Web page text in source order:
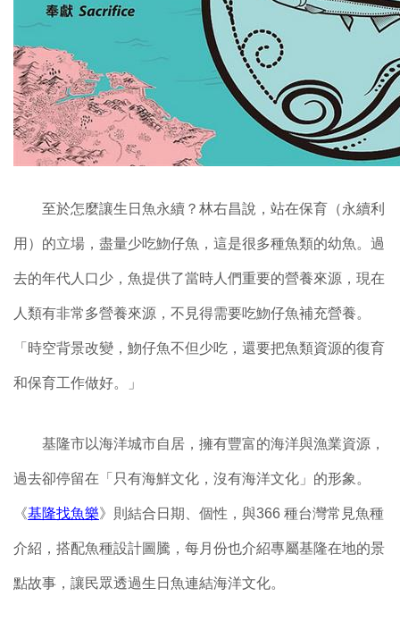
至於怎麼讓生日魚永續？林右昌說，站在保育（永續利
用）的立場，盡量少吃魩仔魚，這是很多種魚類的幼魚。過
去的年代人口少，魚提供了當時人們重要的營養來源，現在
人類有非常多營養來源，不見得需要吃魩仔魚補充營養。
「時空背景改變，魩仔魚不但少吃，還要把魚類資源的復育
和保育工作做好。」
基隆市以海洋城市自居，擁有豐富的海洋與漁業資源，
過去卻停留在「只有海鮮文化，沒有海洋文化」的形象。
《基隆找魚樂》則結合日期、個性，與366 種台灣常見魚種
介紹，搭配魚種設計圖騰，每月份也介紹專屬基隆在地的景
點故事，讓民眾透過生日魚連結海洋文化。